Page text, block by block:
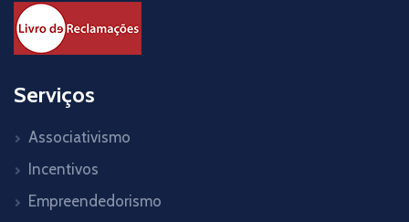
Serviços
Associativismo
Incentivos
Empreendedorismo